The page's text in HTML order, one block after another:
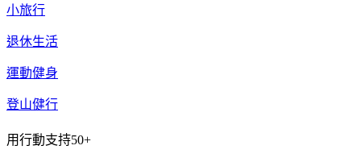
小旅行
退休生活
運動健身
登山健行
用行動支持50+